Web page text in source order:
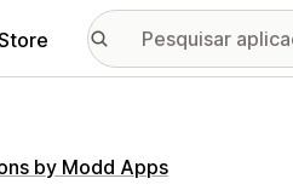
by Modd Apps